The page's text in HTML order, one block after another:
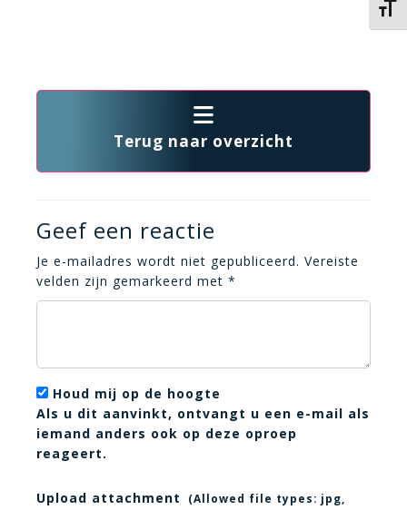
Terug naar overzicht
Geef een reactie
Je e-mailadres wordt niet gepubliceerd. Vereiste
velden zijn gemarkeerd met *
Houd mij op de hoogte
Als u dit aanvinkt, ontvangt u een e-mail als
iemand anders ook op deze oproep
reageert.
Upload attachment (Allowed file types: jpg,